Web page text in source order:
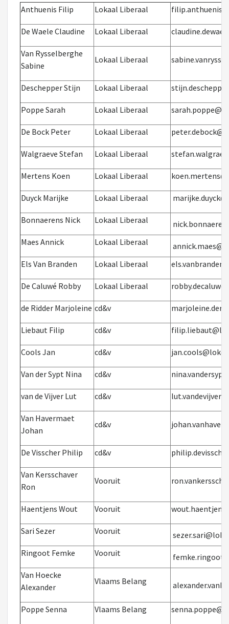
Anthuenis Filip Lokaal Liberaal
De Waele Claudine Lokaal Liberaal
Van Rysselberghe
Sabine
Lokaal Liberaal
Deschepper Stijn Lokaal Liberaal
Poppe Sarah Lokaal Liberaal
De Bock Peter Lokaal Liberaal
Walgraeve Stefan Lokaal Liberaal
Mertens Koen Lokaal Liberaal
Duyck Marijke Lokaal Liberaal
Bonnaerens Nick Lokaal Liberaal
Maes Annick
Lokaal Liberaal
Els Van Branden
Lokaal Liberaal
De Caluwé Robby Lokaal Liberaal
de Ridder Marjoleine cd&v
Liebaut Filip cd&v
Cools Jan cd&v
Van der Sypt Nina cd&v
van de Vijver Lut cd&v
Van Havermaet
Johan
cd&v
De Visscher Philip cd&v
Van Kersschaver
Ron
Vooruit
Haentjens Wout Vooruit
Sari Sezer Vooruit
Ringoot Femke
Vooruit
Van Hoecke
Alexander
Vlaams Belang
Poppe Senna Vlaams Belang